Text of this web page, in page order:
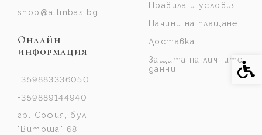
shop@altinbas.bg
Онлайн
информация
+359883336050
+359889144940
гр. София, бул.
"Витоша" 68
Правила и условия
Начини на плащане
Доставка
Защита на личните
данни